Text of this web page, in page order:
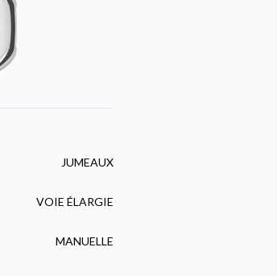
JUMEAUX
VOIE ÉLARGIE
MANUELLE